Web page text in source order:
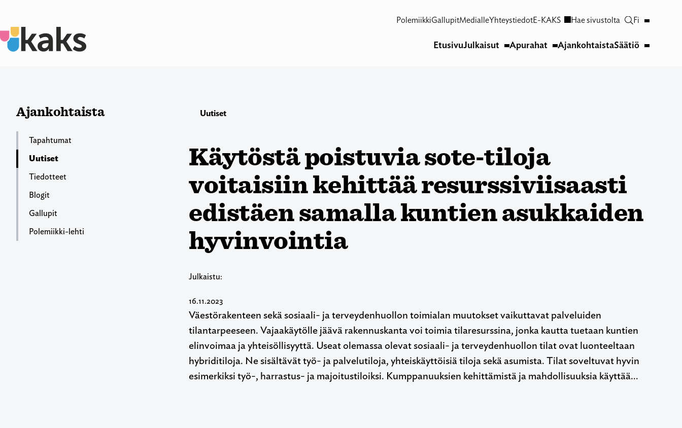
PolemiikkiGallupitMedialleYhteystiedotE-KAKS Hae sivustolta Fi
EtusivuJulkaisut Apurahat AjankohtaistaSäätiö
Uutiset
Käytöstä poistuvia sote-tiloja
voitaisiin kehittää resurssiviisaasti
edistäen samalla kuntien asukkaiden
hyvinvointia
Julkaistu:
16.11.2023
Väestörakenteen sekä sosiaali- ja terveydenhuollon toimialan muutokset vaikuttavat palveluiden
tilantarpeeseen. Vajaakäytölle jäävä rakennuskanta voi toimia tilaresurssina, jonka kautta tuetaan kuntien
elinvoimaa ja yhteisöllisyyttä. Useat olemassa olevat sosiaali- ja terveydenhuollon tilat ovat luonteeltaan
hybriditiloja. Ne sisältävät työ- ja palvelutiloja, yhteiskäyttöisiä tiloja sekä asumista. Tilat soveltuvat hyvin
esimerkiksi työ-, harrastus- ja majoitustiloiksi. Kumppanuuksien kehittämistä ja mahdollisuuksia käyttää…
Ajankohtaista
Tapahtumat
Uutiset
Tiedotteet
Blogit
Gallupit
Polemiikki-lehti